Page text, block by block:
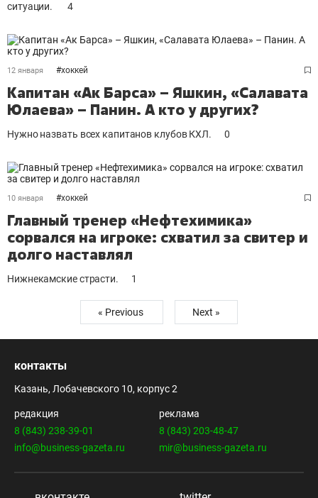
ситуации.
4
12 января #хоккей
Капитан «Ак Барса» – Яшкин, «Салавата
Юлаева» – Панин. А кто у других?
Нужно назвать всех капитанов клубов КХЛ. 0
10 января #хоккей
Главный тренер «Нефтехимика»
сорвался на игроке: схватил за свитер и
долго наставлял
Нижнекамские страсти. 1
« Previous Next »
контакты
Казань, Лобачевского 10, корпус 2
редакция
8 (843) 238-39-01
info@business-gazeta.ru
реклама
8 (843) 203-48-47
mir@business-gazeta.ru